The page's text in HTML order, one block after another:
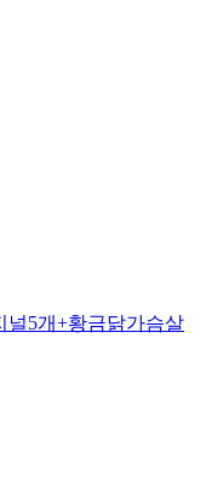
널5개+황금닭가슴살